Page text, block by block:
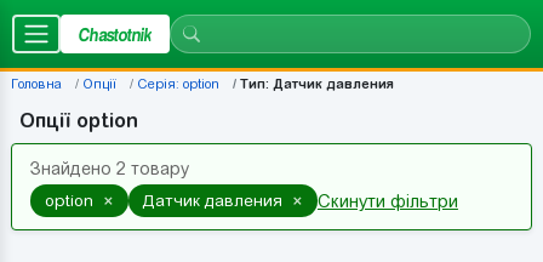
Chastotnik
Головна Опції Серія: option Тип: Датчик давления
Опції option
Знайдено 2 товару
option
× Датчик давления × Скинути фільтри